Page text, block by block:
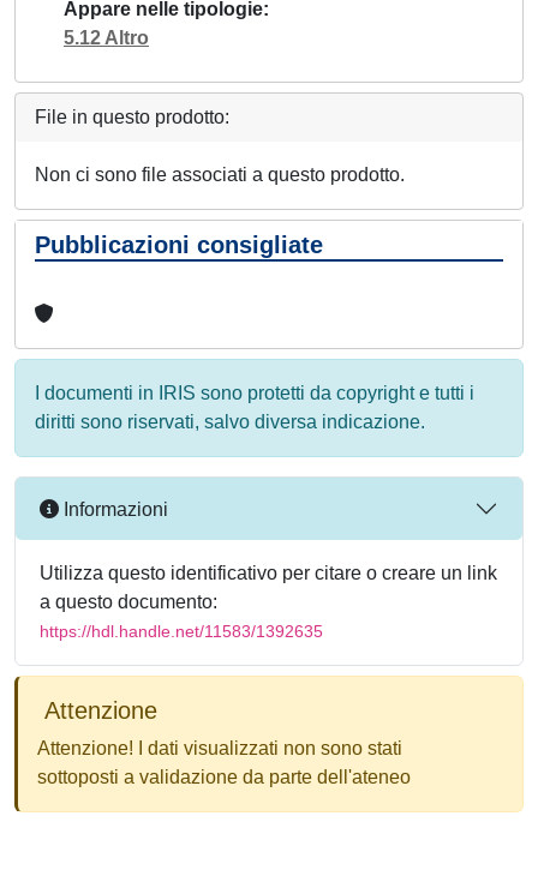
Appare nelle tipologie
5.12 Altro
File in questo prodotto:
Non ci sono file associati a questo prodotto.
Pubblicazioni consigliate
I documenti in IRIS sono protetti da copyright e tutti i
diritti sono riservati, salvo diversa indicazione.
Informazioni
Utilizza questo identificativo per citare o creare un link
a questo documento:
https://hdl.handle.net/11583/1392635
Attenzione
Attenzione! I dati visualizzati non sono stati
sottoposti a validazione da parte dell'ateneo